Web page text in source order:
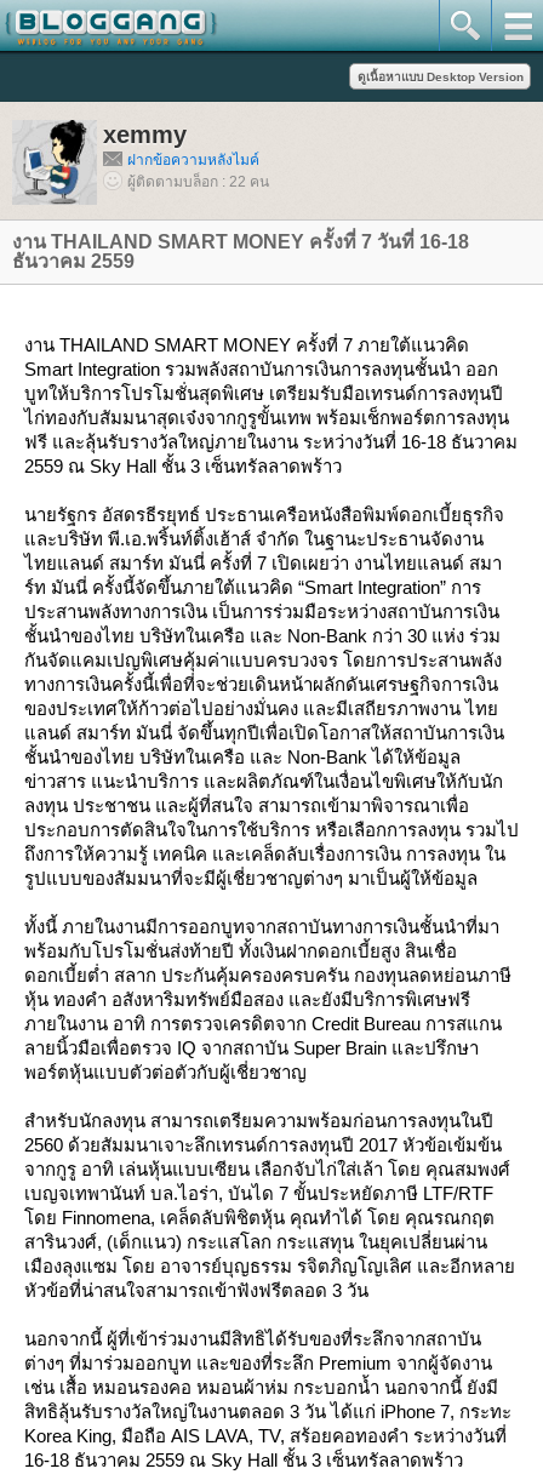
xemmy
ฝากข้อความหลังไมค์
ผู้ติดตามบล็อก : 22 คน
งาน THAILAND SMART MONEY ครั้งที่ 7 วันที่ 16-18
ธันวาคม 2559
งาน THAILAND SMART MONEY ครั้งที่ 7 ภายใต้แนวคิด
Smart Integration รวมพลังสถาบันการเงินการลงทุนชั้นนำ ออก
บูทให้บริการโปรโมชั่นสุดพิเศษ เตรียมรับมือเทรนด์การลงทุนปี
ไก่ทองกับสัมมนาสุดเจ๋งจากกูรูขั้นเทพ พร้อมเช็กพอร์ตการลงทุน
ฟรี และลุ้นรับรางวัลใหญ่ภายในงาน ระหว่างวันที่ 16-18 ธันวาคม
2559 ณ Sky Hall ชั้น 3 เซ็นทรัลลาดพร้าว
นายรัฐกร อัสดรธีรยุทธ์ ประธานเครือหนังสือพิมพ์ดอกเบี้ยธุรกิจ
ละบริษัท พี.เอ.พริ้นท์ติ้งเฮ้าส์ จำกัด ในฐานะประธานจัดงาน
ไทยแลนด์ สมาร์ท มันนี่ ครั้งที่ 7 เปิดเผยว่า งานไทยแลนด์ สมา
ร์ท มันนี่ ครั้งนี้จัดขึ้นภายใต้แนวคิด “Smart Integration” การ
ประสานพลังทางการเงิน เป็นการร่วมมือระหว่างสถาบันการเงิน
ชั้นนำของไทย บริษัทในเครือ และ Non-Bank กว่า 30 แห่ง ร่วม
กันจัดแคมเปญพิเศษคุ้มค่าแบบครบวงจร โดยการประสานพลัง
ทางการเงินครั้งนี้เพื่อที่จะช่วยเดินหน้าผลักดันเศรษฐกิจการเงิน
ของประเทศให้ก้าวต่อไปอย่างมั่นคง และมีเสถียรภาพงาน ไท
ลนด์ สมาร์ท มันนี่ จัดขึ้นทุกปีเพื่อเปิดโอกาสให้สถาบันการเงิน
ชั้นนำของไทย บริษัทในเครือ และ Non-Bank ได้ให้ข้อมูล
ข่าวสาร แนะนำบริการ และผลิตภัณฑ์ในเงื่อนไขพิเศษให้กับนัก
ลงทุน ประชาชน และผู้ที่สนใจ สามารถเข้ามาพิจารณาเพื่อ
ประกอบการตัดสินใจในการใช้บริการ หรือเลือกการลงทุน รวมไป
ถึงการให้ความรู้ เทคนิค และเคล็ดลับเรื่องการเงิน การลงทุน ใน
รูปแบบของสัมมนาที่จะมีผู้เชี่ยวชาญต่างๆ มาเป็นผู้ให้ข้อมูล
ทั้งนี้ ภายในงานมีการออกบูทจากสถาบันทางการเงินชั้นนำที่มา
พร้อมกับโปรโมชั่นส่งท้ายปี ทั้งเงินฝากดอกเบี้ยสูง สินเชื่อ
ดอกเบี้ยต่ำ สลาก ประกันคุ้มครองครบครัน กองทุนลดหย่อนภาษี
หุ้น ทองคำ อสังหาริมทรัพย์มือสอง และยังมีบริการพิเศษฟรี
ภายในงาน อาทิ การตรวจเครดิตจาก Credit Bureau การสแกน
ลายนิ้วมือเพื่อตรวจ IQ จากสถาบัน Super Brain และปรึกษา
พอร์ตหุ้นแบบตัวต่อตัวกับผู้เชี่ยวชาญ
สำหรับนักลงทุน สามารถเตรียมความพร้อมก่อนการลงทุนในปี
2560 ด้วยสัมมนาเจาะลึกเทรนด์การลงทุนปี 2017 หัวข้อเข้มข้น
จากกูรู อาทิ เล่นหุ้นแบบเซียน เลือกจับไก่ใส่เล้า โดย คุณสมพงศ์
เบญจเทพานันท์ บล.ไอร่า, บันได 7 ขั้นประหยัดภาษี LTF/RTF
ดย Finnomena, เคล็ดลับพิชิตหุ้น คุณทำได้ โดย คุณรณกฤต
สารินวงศ์, (เด็กแนว) กระแสโลก กระแสทุน ในยุคเปลี่ยนผ่าน
เมืองลุงแซม โดย อาจารย์บุญธรรม รจิตภิญโญเลิศ และอีกหลา
หัวข้อที่น่าสนใจสามารถเข้าฟังฟรีตลอด 3 วัน
นอกจากนี้ ผู้ที่เข้าร่วมงานมีสิทธิได้รับของที่ระลึกจากสถาบัน
ต่างๆ ที่มาร่วมออกบูท และของที่ระลึก Premium จากผู้จัดงาน
เช่น เสื้อ หมอนรองคอ หมอนผ้าห่ม กระบอกน้ำ นอกจากนี้ ยังมี
สิทธิลุ้นรับรางวัลใหญ่ในงานตลอด 3 วัน ได้แก่ iPhone 7, กระทะ
Korea King, มือถือ AIS LAVA, TV, สร้อยคอทองคำ ระหว่างวันที่
16-18 ธันวาคม 2559 ณ Sky Hall ชั้น 3 เซ็นทรัลลาดพร้าว